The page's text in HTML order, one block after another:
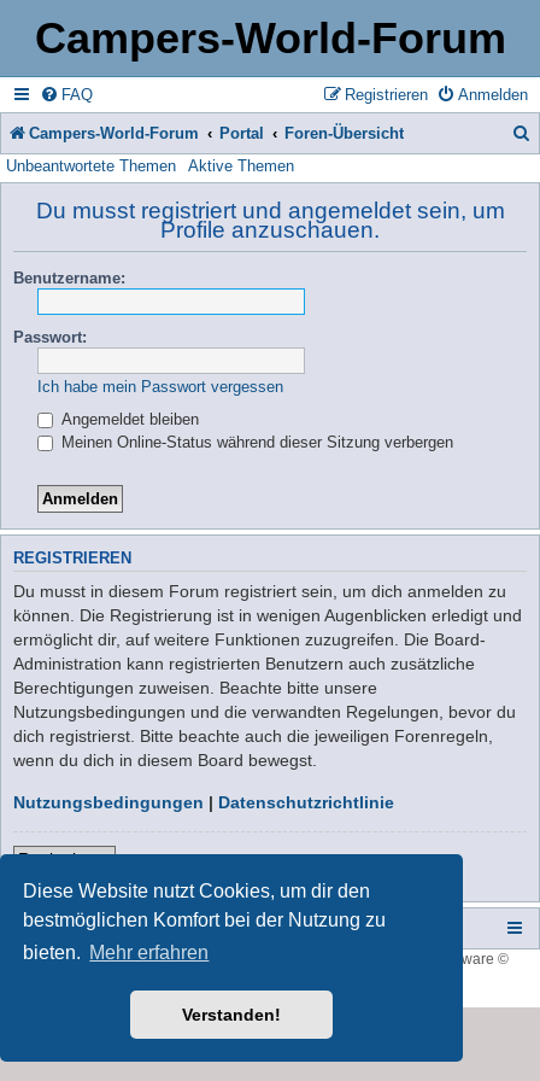
Diese Website nutzt Cookies, um dir den
bestmöglichen Komfort bei der Nutzung zu
bieten. Mehr erfahren
Verstanden!
Campers-World-Forum
FAQ Anmelden
Registrieren
Campers-World-Forum Portal Foren-Übersicht
Unbeantwortete Themen Aktive Themen
Du musst registriert und angemeldet sein, um
Profile anzuschauen.
Benutzername:
Passwort:
Ich habe mein Passwort vergessen
Angemeldet bleiben
Meinen Online-Status während dieser Sitzung verbergen
REGISTRIEREN
Du musst in diesem Forum registriert sein, um dich anmelden zu
können. Die Registrierung ist in wenigen Augenblicken erledigt und
ermöglicht dir, auf weitere Funktionen zuzugreifen. Die Board-
Administration kann registrierten Benutzern auch zusätzliche
Berechtigungen zuweisen. Beachte bitte unsere
Nutzungsbedingungen und die verwandten Regelungen, bevor du
dich registrierst. Bitte beachte auch die jeweiligen Forenregeln,
wenn du dich in diesem Board bewegst.
Nutzungsbedingungen | Datenschutzrichtlinie
Registrieren
Campers-World-Forum Portal Foren-Übersicht
Style developer byforum tricolor
® Forum Software ©
Deutsche Übersetzung durch